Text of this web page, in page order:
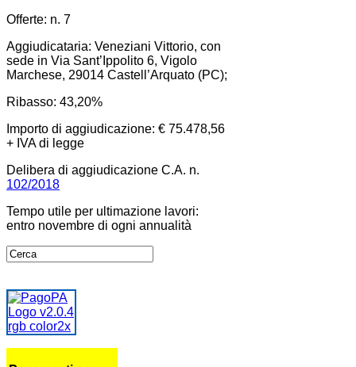
Offerte: n. 7
Aggiudicataria: Veneziani Vittorio, con
sede in Via Sant’Ippolito 6, Vigolo
Marchese, 29014 Castell’Arquato (PC);
Ribasso: 43,20%
Importo di aggiudicazione: € 75.478,56
+ IVA di legge
Delibera di aggiudicazione C.A. n.
102/2018
Tempo utile per ultimazione lavori:
entro novembre di ogni annualità